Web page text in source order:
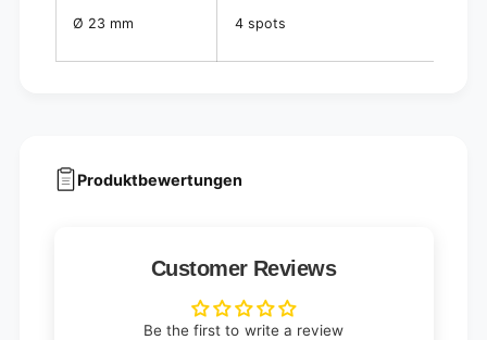
Ø 23 mm 4 spots
Produktbewertungen
Customer Reviews
Be the first to write a review